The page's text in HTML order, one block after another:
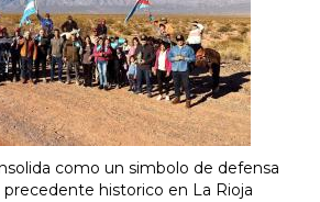
como un simbolo de defensa
historico en La Rioja